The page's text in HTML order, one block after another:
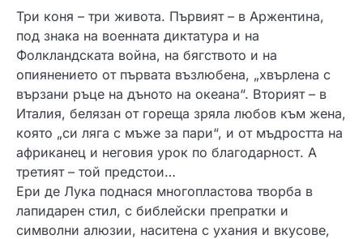
Три коня – три живота. Първият – в Аржентина,
под знака на военната диктатура и на
Фолкландската война, на бягството и на
опиянението от първата възлюбена, „хвърлена с
вързани ръце на дъното на океана“. Вторият – в
Италия, белязан от гореща зряла любов към жена,
която „си ляга с мъже за пари“, и от мъдростта на
африканец и неговия урок по благодарност. А
третият – той предстои…
Ери де Лука поднася многопластова творба в
лапидарен стил, с библейски препратки и
символни алюзии, наситена с ухания и вкусове,